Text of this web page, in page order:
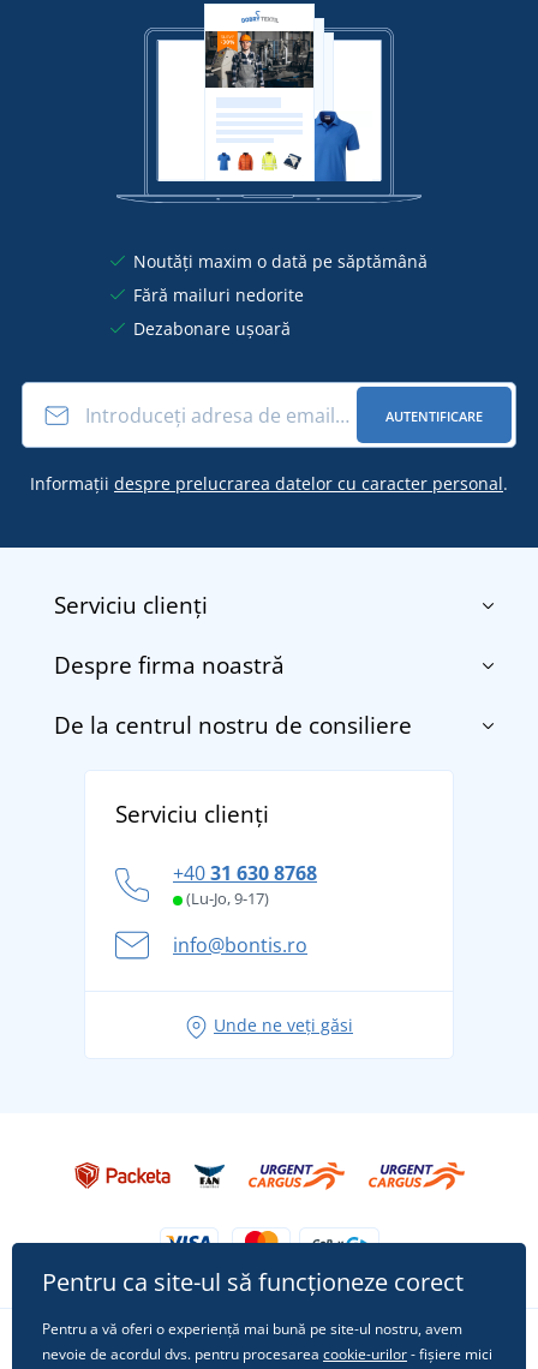
Noutăți maxim o dată pe săptămână
Fără mailuri nedorite
Dezabonare ușoară
AUTENTIFICARE
Informații despre prelucrarea datelor cu caracter personal.
Serviciu clienți
Contact
Transport și plată
Returnarea bunurilor și reclamații
Politica de confidențialitate a datelor cu caracter
Despre firma noastră
Despre noi
De la centrul nostru de consiliere
tradiție din 1976
și în siguranță
Aventura de vară începe cu bagajul - pregătiți-vă
pentru vacanță fără griji
Tricoul preferat City în rol principal: ținute pentru
Serviciu clienți
+4031 630 8768
(Lu-Jo, 9-17)
info@bontis.ro
Unde ne veți găsi
Urmărește-ne pe rețelele sociale
Pentru ca site-ul să funcționeze corect
Pentru a vă oferi o experiență mai bună pe site-ul nostru, avem
nevoie de acordul dvs. pentru procesarea cookie-urilor- fișiere mici